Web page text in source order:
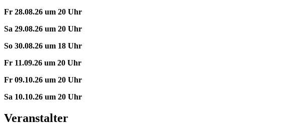
Fr 28.08.26 um 20 Uhr
Sa 29.08.26 um 20 Uhr
So 30.08.26 um 18 Uhr
Fr 11.09.26 um 20 Uhr
Fr 09.10.26 um 20 Uhr
Sa 10.10.26 um 20 Uhr
Veranstalter